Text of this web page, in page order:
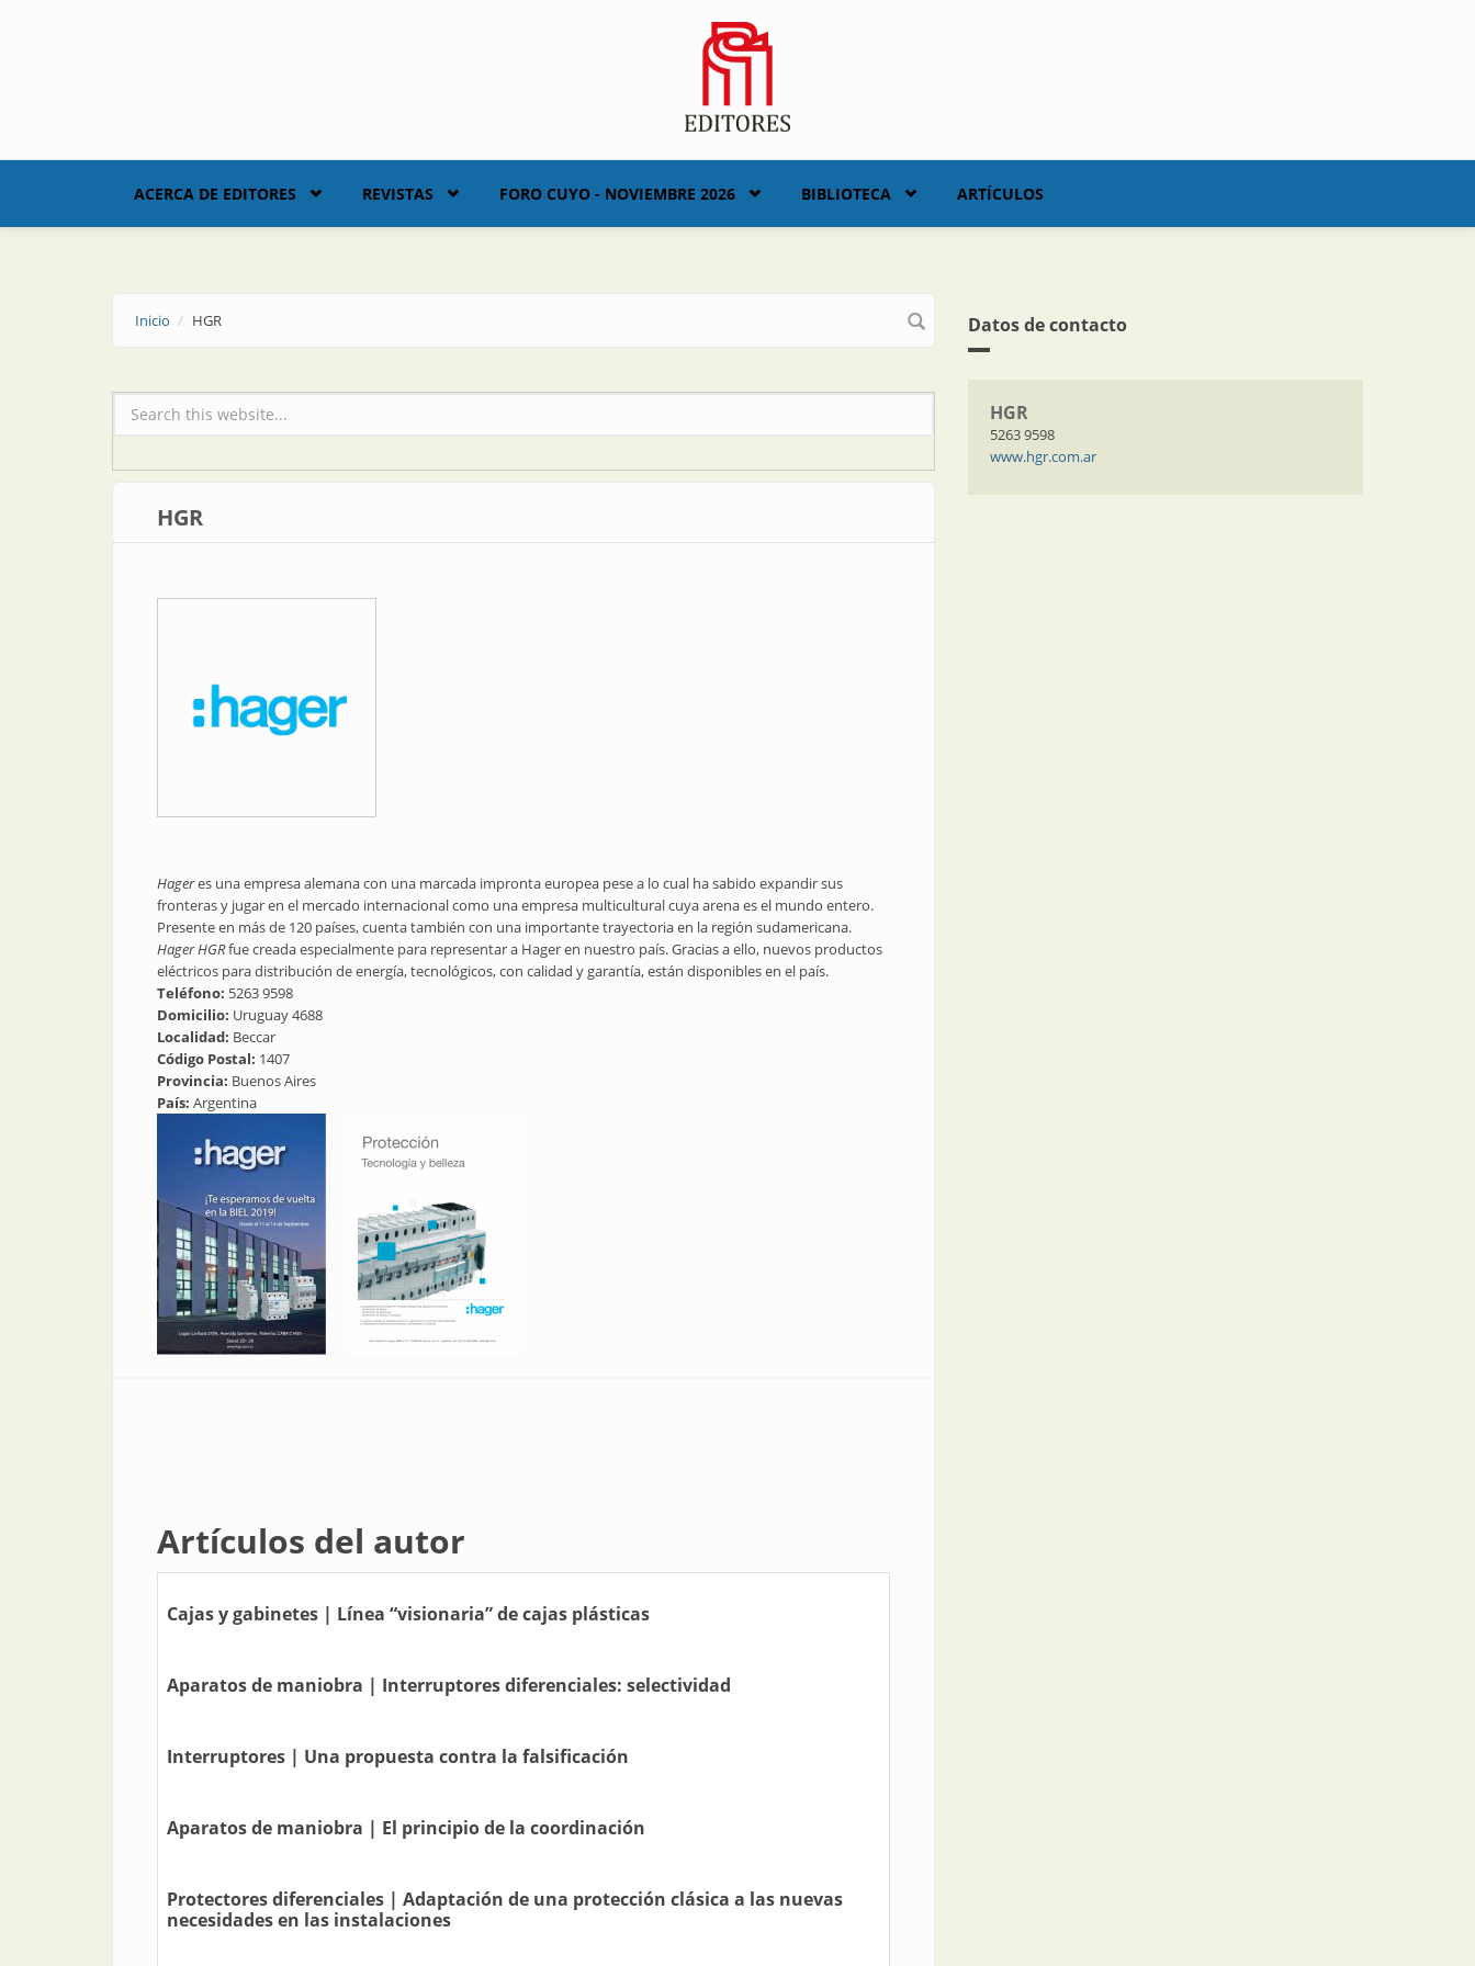
ACERCA DE EDITORES REVISTAS FORO CUYO - NOVIEMBRE 2026 BIBLIOTECA ARTÍCULOS
Inicio HGR
Formulario de búsqueda
HGR
Hageres una empresa alemana con una marcada impronta europea pese a lo cual ha sabido expandir sus
fronteras y jugar en el mercado internacional como una empresa multicultural cuya arena es el mundo entero.
Presente en más de 120 países, cuenta también con una importante trayectoria en la región sudamericana.
HagerHGRfue creada especialmente para representar a Hager en nuestro país. Gracias a ello, nuevos productos
eléctricos para distribución de energía, tecnológicos, con calidad y garantía, están disponibles en el país.
Teléfono: 5263 9598
Domicilio: Uruguay 4688
Localidad: Beccar
Código Postal: 1407
Provincia: Buenos Aires
País: Argentina
Artículos del autor
Cajas y gabinetes | Línea “visionaria” de cajas plásticas
Aparatos de maniobra | Interruptores diferenciales: selectividad
Interruptores | Una propuesta contra la falsificación
Aparatos de maniobra | El principio de la coordinación
Protectores diferenciales | Adaptación de una protección clásica a las nuevas
necesidades en las instalaciones
Datos de contacto
HGR
5263 9598
www.hgr.com.ar